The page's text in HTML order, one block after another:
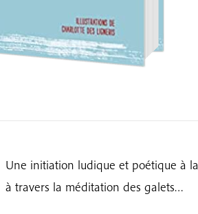
Une initiation ludique et poétique à
à travers la méditation des galets…